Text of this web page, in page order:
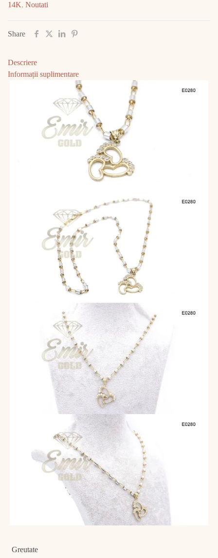
7.92gr
14K, Noutati
Share
Descriere
Informații suplimentare
Greutate